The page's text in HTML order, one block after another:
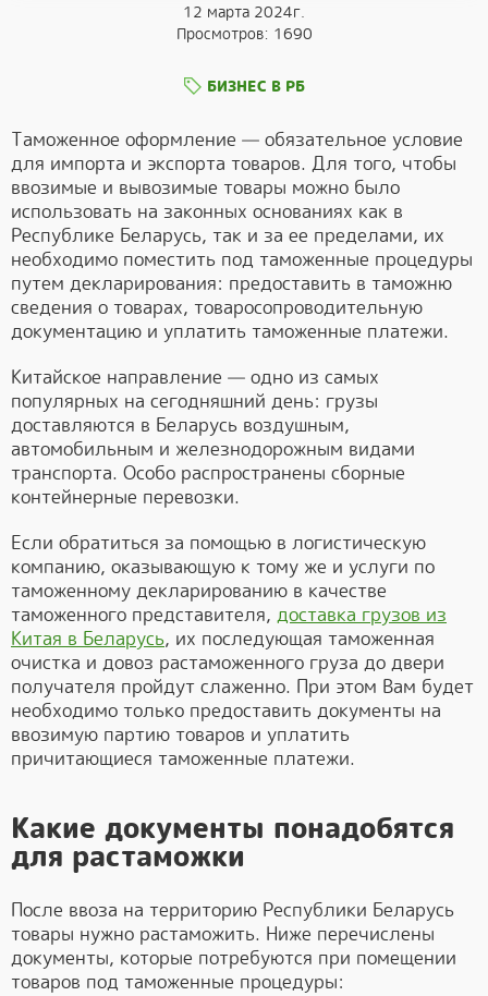
12 марта 2024г.
Просмотров: 1690
БИЗНЕС В РБ
Таможенное оформление — обязательное условие
для импорта и экспорта товаров. Для того, чтобы
ввозимые и вывозимые товары можно было
использовать на законных основаниях как в
Республике Беларусь, так и за ее пределами, их
необходимо поместить под таможенные процедуры
путем декларирования: предоставить в таможню
сведения о товарах, товаросопроводительную
документацию и уплатить таможенные платежи.
Китайское направление — одно из самых
популярных на сегодняшний день: грузы
доставляются в Беларусь воздушным,
автомобильным и железнодорожным видами
транспорта. Особо распространены сборные
контейнерные перевозки.
Если обратиться за помощью в логистическую
компанию, оказывающую к тому же и услуги по
таможенному декларированию в качестве
таможенного представителя, доставка грузов из
Китая в Беларусь, их последующая таможенная
очистка и довоз растаможенного груза до двери
получателя пройдут слаженно. При этом Вам будет
необходимо только предоставить документы на
ввозимую партию товаров и уплатить
причитающиеся таможенные платежи.
Какие документы понадобятся
для растаможки
После ввоза на территорию Республики Беларусь
товары нужно растаможить. Ниже перечислены
документы, которые потребуются при помещении
товаров под таможенные процедуры: